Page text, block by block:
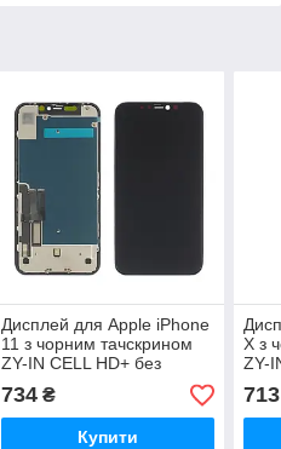
Дисплей для Apple iPhone
11 з чорним тачскрином
ZY-IN CELL HD+ без
734₴
Купити
X з
ZY-
713